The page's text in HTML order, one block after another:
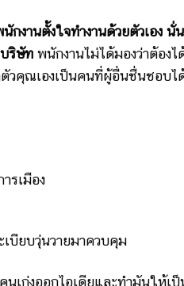
กงานตั้งใจทำงานด้วยตัวเอง
ริษัท พนักงานไม่ได้มองว่าต้อง
ตัวคุณเองเป็นคนที่ผู้อื่นชื่นชอบ
รเมือง
บียบวุ่นวายมาควบคุม
ก่งออกไอเดียและทำมันให้เ